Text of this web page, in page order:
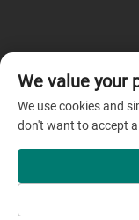
Derechos de
Electric
We value your
We use cookies and
don't want to accept